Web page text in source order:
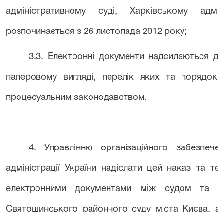
адміністративному суді, Харківському
розпочинається з 26 листопада 2012 року;
3.3. Електронні документи
паперовому вигляді, перелік яких та
процесуальним законодавством.
4. Управлінню організаційного
адміністрації України надіслати цей наказ та
електронними документами між судом та
Святошинського районного суду міста Києва,